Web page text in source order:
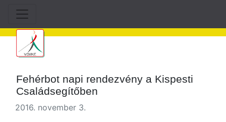
Fehérbot napi rendezvény a Kispesti
Családsegítőben
2016. november 3.